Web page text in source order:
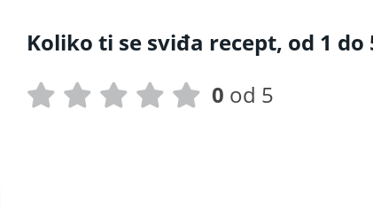
Koliko ti se sviđa recept, od 1 do
0 od 5